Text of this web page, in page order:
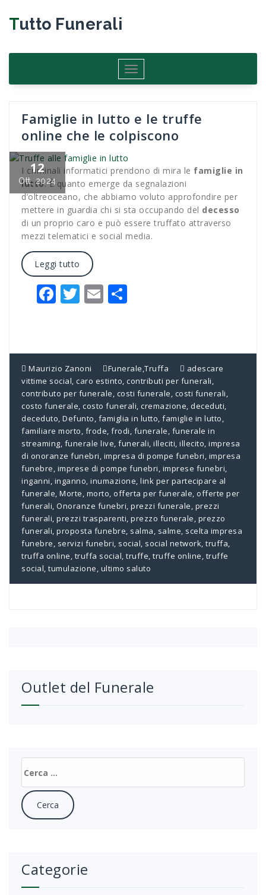
contenuto
Tutto Funerali
Attiva/disattiva
navigazione
Famiglie in lutto e le truffe
online che le colpiscono
12
Ott, 2024
I criminali informatici prendono di mira le famiglie in
lutto. È quanto emerge da segnalazioni
d’oltreoceano, che abbiamo voluto approfondire per
mettere in guardia chi si sta occupando del decesso
di un proprio caro e può essere truffato attraverso
mezzi telematici e social media.
Leggi tutto
Facebook
Twitter
Email
Maurizio Zanoni Funerale,Truffa
adescare
vittime social, caro estinto, contributi per funerali,
contributo per funerale, costi funerale, costi funerali,
costo funerale, costo funerali, cremazione, deceduti,
deceduto, Defunto, famiglia in lutto, famiglie in lutto,
familiare morto, frode, frodi, funerale, funerale in
streaming, funerale live, funerali, illeciti, illecito, impresa
di onoranze funebri, impresa di pompe funebri, impresa
funebre, imprese di pompe funebri, imprese funebri,
inganni, inganno, inumazione, link per partecipare al
funerale, Morte, morto, offerta per funerale, offerte per
funerali, Onoranze funebri, prezzi funerale, prezzi
funerali, prezzi trasparenti, prezzo funerale, prezzo
funerali, proposta funebre, salma, salme, scelta impresa
funebre, servizi funebri, social, social network, truffa,
truffa online, truffa social, truffe, truffe online, truffe
social, tumulazione, ultimo saluto
Outlet del Funerale
per:
Categorie